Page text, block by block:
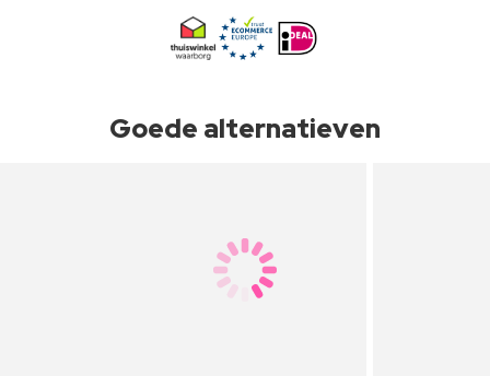
Goede alternatieven